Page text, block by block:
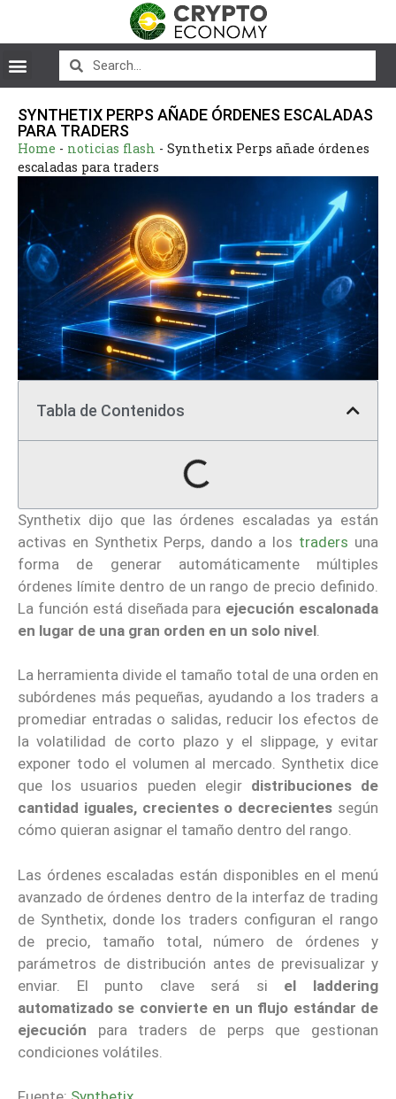
SYNTHETIX PERPS AÑADE ÓRDENES ESCALADAS
PARA TRADERS
Home - noticias flash - Synthetix Perps añade órdenes
escaladas para traders
Tabla de Contenidos
Synthetix dijo que las órdenes escaladas ya están
activas en Synthetix Perps, dando a los traders una
forma de generar automáticamente múltiples
órdenes límite dentro de un rango de precio definido.
La función está diseñada para ejecución escalonada
en lugar de una gran orden en un solo nivel
La herramienta divide el tamaño total de una orden en
subórdenes más pequeñas, ayudando a los traders a
promediar entradas o salidas, reducir los efectos de
la volatilidad de corto plazo y el slippage, y evitar
exponer todo el volumen al mercado. Synthetix dice
que los usuarios pueden elegir distribuciones de
cantidad iguales, crecientes o decrecientes según
cómo quieran asignar el tamaño dentro del rango.
Las órdenes escaladas están disponibles en el menú
avanzado de órdenes dentro de la interfaz de trading
de Synthetix, donde los traders configuran el rango
de precio, tamaño total, número de órdenes y
parámetros de distribución antes de previsualizar y
enviar. El punto clave será si el laddering
automatizado se convierte en un flujo estándar de
ejecución para traders de perps que gestionan
condiciones volátiles.